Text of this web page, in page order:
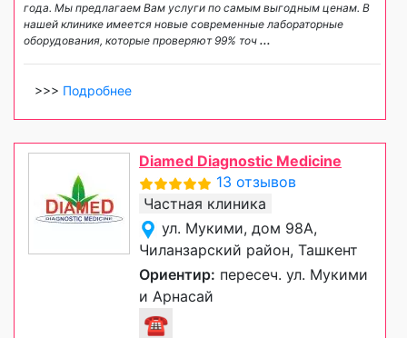
года. Мы предлагаем Вам услуги по самым выгодным ценам. В
нашей клинике имеется новые современные лабораторные
оборудования, которые проверяют 99% точ ...
>>> Подробнее
Diamed Diagnostic Medicine
13 отзывов
Частная клиника
ул. Мукими, дом 98А,
Чиланзарский район, Ташкент
Ориентир: пересеч. ул. Мукими
и Арнасай
☎